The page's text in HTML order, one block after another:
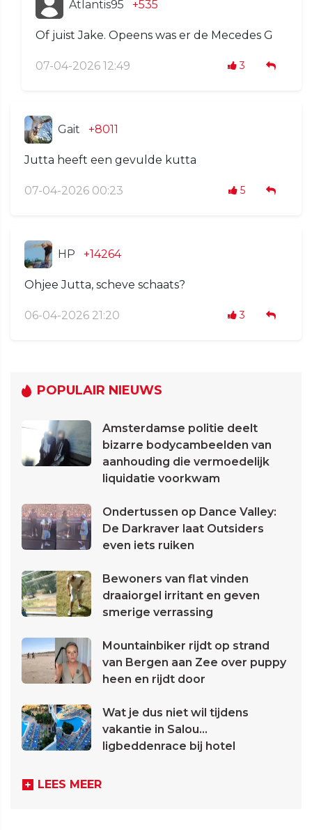
Atlantis95 +535
Of juist Jake. Opeens was er de Mecedes G
07-04-2026 12:49 3
Gait +8011
Jutta heeft een gevulde kutta
07-04-2026 00:23 5
HP +14264
Ohjee Jutta, scheve schaats?
06-04-2026 21:20 3
POPULAIR NIEUWS
Amsterdamse politie deelt
bizarre bodycambeelden van
aanhouding die vermoedelijk
liquidatie voorkwam
Ondertussen op Dance Valley:
De Darkraver laat Outsiders
even iets ruiken
Bewoners van flat vinden
draaiorgel irritant en geven
smerige verrassing
Mountainbiker rijdt op strand
van Bergen aan Zee over puppy
heen en rijdt door
Wat je dus niet wil tijdens
vakantie in Salou...
ligbeddenrace bij hotel
LEES MEER